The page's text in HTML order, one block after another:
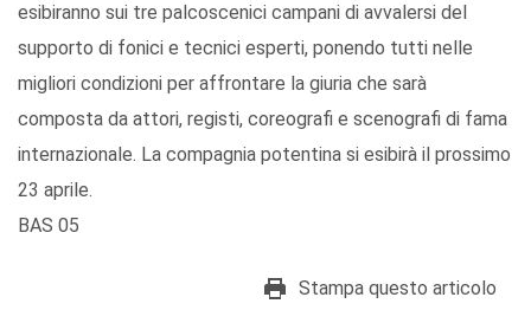
esibiranno sui tre palcoscenici campani di avvalersi del
supporto di fonici e tecnici esperti, ponendo tutti nelle
migliori condizioni per affrontare la giuria che sarà
composta da attori, registi, coreografi e scenografi di fama
internazionale. La compagnia potentina si esibirà il prossimo
23 aprile.
BAS 05
Stampa questo articolo